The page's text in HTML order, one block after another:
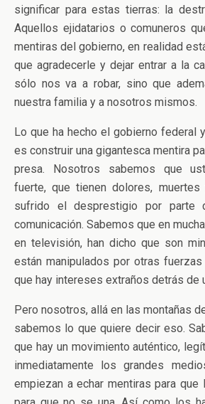
significar para estas tierras: la
Aquellos ejidatarios o comuneros
mentiras del gobierno, en realidad
que agradecerle y dejar entrar a la
sólo nos va a robar, sino que
nuestra familia y a nosotros mismos.
Lo que ha hecho el gobierno federal
es construir una gigantesca mentira
presa. Nosotros sabemos que
fuerte, que tienen dolores,
sufrido el desprestigio por parte
comunicación. Sabemos que en
en televisión, han dicho que son
están manipulados por otras
que hay intereses extraños detrás de
Pero nosotros, allá en las montañas
sabemos lo que quiere decir eso.
que hay un movimiento auténtico,
inmediatamente los grandes
empiezan a echar mentiras para